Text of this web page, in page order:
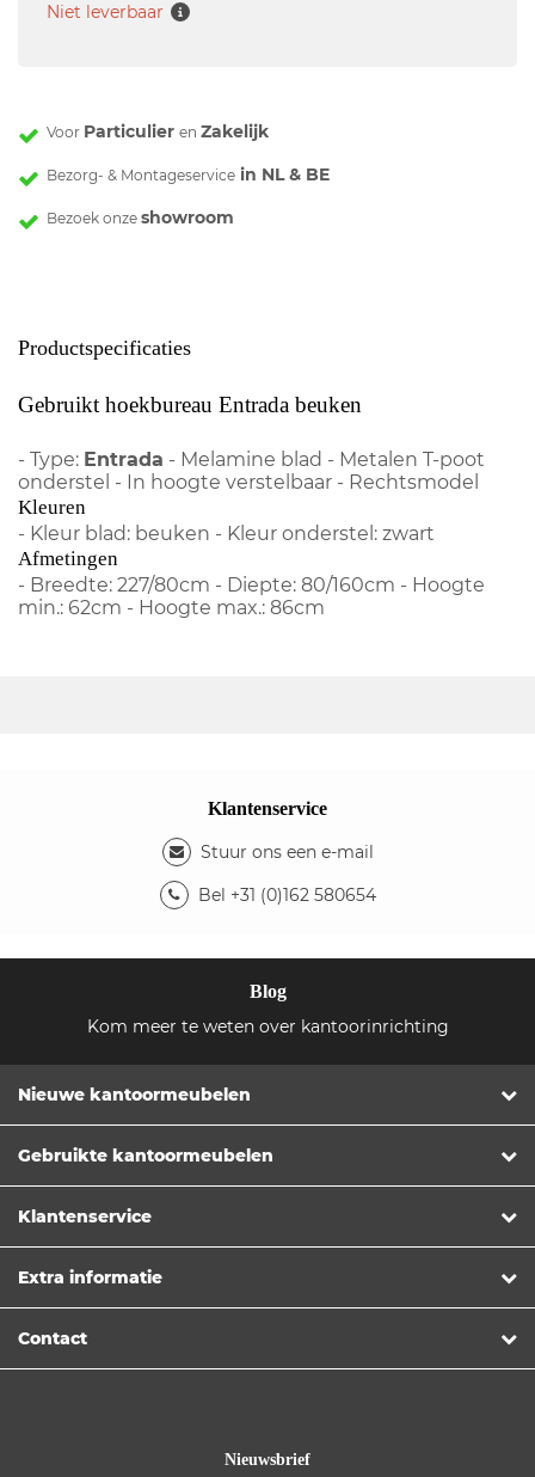
Niet leverbaar
Voor Particulier en Zakelijk
Bezorg- & Montageservice in NL & BE
Bezoek onze showroom
Productspecificaties
Gebruikt hoekbureau Entrada beuken
- Type: Entrada - Melamine blad - Metalen T-poot
onderstel - In hoogte verstelbaar - Rechtsmodel
Kleuren
- Kleur blad: beuken - Kleur onderstel: zwart
Afmetingen
- Breedte: 227/80cm - Diepte: 80/160cm - Hoogte
min.: 62cm - Hoogte max.: 86cm
Klantenservice
Stuur ons een e-mail
Bel +31 (0)162 580654
Blog
Kom meer te weten over kantoorinrichting
Nieuwe kantoormeubelen
Gebruikte kantoormeubelen
Klantenservice
Extra informatie
Contact
Nieuwsbrief